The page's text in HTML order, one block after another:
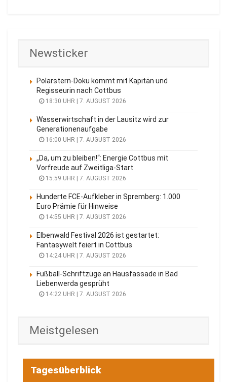
Newsticker
Polarstern-Doku kommt mit Kapitän und
Regisseurin nach Cottbus
18:30 UHR | 7. AUGUST 2026
Wasserwirtschaft in der Lausitz wird zur
Generationenaufgabe
16:00 UHR | 7. AUGUST 2026
„Da, um zu bleiben!“: Energie Cottbus mit
Vorfreude auf Zweitliga-Start
15:59 UHR | 7. AUGUST 2026
Hunderte FCE-Aufkleber in Spremberg: 1.000
Euro Prämie für Hinweise
14:55 UHR | 7. AUGUST 2026
Elbenwald Festival 2026 ist gestartet:
Fantasywelt feiert in Cottbus
14:24 UHR | 7. AUGUST 2026
Fußball-Schriftzüge an Hausfassade in Bad
Liebenwerda gesprüht
14:22 UHR | 7. AUGUST 2026
Meistgelesen
Tagesüberblick